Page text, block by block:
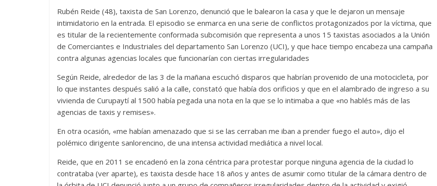
Rubén Reide (48), taxista de San Lorenzo, denunció que le balearon la casa y que le dejaron un mensaje
intimidatorio en la entrada. El episodio se enmarca en una serie de conflictos protagonizados por la víctima, que
es titular de la recientemente conformada subcomisión que representa a unos 15 taxistas asociados a la Unión
de Comerciantes e Industriales del departamento San Lorenzo (UCI), y que hace tiempo encabeza una campaña
contra algunas agencias locales que funcionarían con ciertas irregularidades
Según Reide, alrededor de las 3 de la mañana escuchó disparos que habrían provenido de una motocicleta, por
lo que instantes después salió a la calle, constató que había dos orificios y que en el alambrado de ingreso a su
vivienda de Curupaytí al 1500 había pegada una nota en la que se lo intimaba a que «no hablés más de las
agencias de taxis y remises».
En otra ocasión, «me habían amenazado que si se las cerraban me iban a prender fuego el auto», dijo el
polémico dirigente sanlorencino, de una intensa actividad mediática a nivel local.
Reide, que en 2011 se encadenó en la zona céntrica para protestar porque ninguna agencia de la ciudad lo
contrataba (ver aparte), es taxista desde hace 18 años y antes de asumir como titular de la cámara dentro de